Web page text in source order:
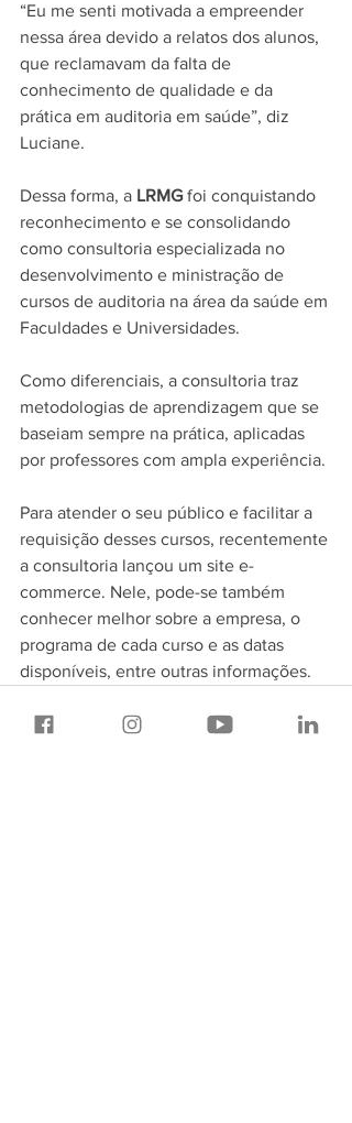
“Eu me senti motivada a empreender
nessa área devido a relatos dos alunos,
que reclamavam da falta de
conhecimento de qualidade e da
prática em auditoria em saúde”, diz
Luciane.
Dessa forma, a LRMG foi conquistando
reconhecimento e se consolidando
como consultoria especializada no
desenvolvimento e ministração de
cursos de auditoria na área da saúde em
Faculdades e Universidades.
Como diferenciais, a consultoria traz
metodologias de aprendizagem que se
baseiam sempre na prática, aplicadas
por professores com ampla experiência.
Para atender o seu público e facilitar a
requisição desses cursos, recentemente
a consultoria lançou um site e-
commerce. Nele, pode-se também
conhecer melhor sobre a empresa, o
programa de cada curso e as datas
disponíveis, entre outras informações.